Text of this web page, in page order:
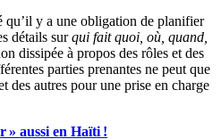
qu’il y a une obligation de planifier
détails surqui fait quoi, où, quand,
dissipée à propos des rôles et des
parties prenantes ne peut que
des autres pour une prise en charge
» aussi en Haïti !